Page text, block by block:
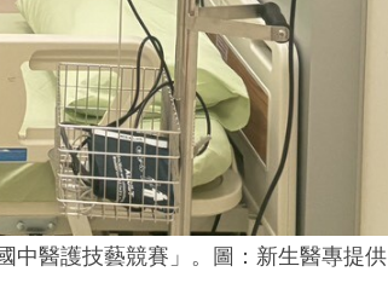
中醫護技藝競賽」。圖：新生醫專提供